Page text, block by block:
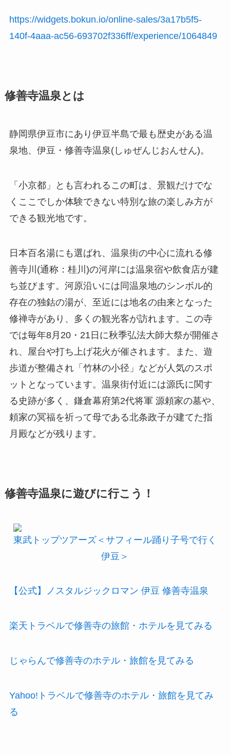
https://widgets.bokun.io/online-sales/3a17b5f5-
140f-4aaa-ac56-693702f336ff/experience/1064849
修善寺温泉とは
静岡県伊豆市にあり伊豆半島で最も歴史がある温
泉地、伊豆・修善寺温泉(しゅぜんじおんせん)。
「小京都」とも言われるこの町は、景観だけでな
くここでしか体験できない特別な旅の楽しみ方が
できる観光地です。
日本百名湯にも選ばれ、温泉街の中心に流れる修
善寺川(通称：桂川)の河岸には温泉宿や飲食店が建
ち並びます。河原沿いには同温泉地のシンボル的
存在の独鈷の湯が、至近には地名の由来となった
修禅寺があり、多くの観光客が訪れます。この寺
では毎年8月20・21日に秋季弘法大師大祭が開催さ
れ、屋台や打ち上げ花火が催されます。また、遊
歩道が整備され「竹林の小径」などが人気のスポ
ットとなっています。温泉街付近には源氏に関す
る史跡が多く、鎌倉幕府第2代将軍 源頼家の墓や、
頼家の冥福を祈って母である北条政子が建てた指
月殿などが残ります。
修善寺温泉に遊びに行こう！
東武トップツアーズ＜サフィール踊り子号で行く
伊豆＞
【公式】ノスタルジックロマン 伊豆 修善寺温泉
楽天トラベルで修善寺の旅館・ホテルを見てみる
じゃらんで修善寺のホテル・旅館を見てみる
Yahoo!トラベルで修善寺のホテル・旅館を見てみ
る